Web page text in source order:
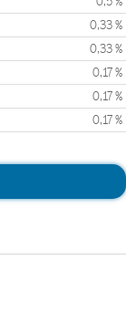
0,33 %
0,33 %
0,17 %
0,17 %
0,17 %